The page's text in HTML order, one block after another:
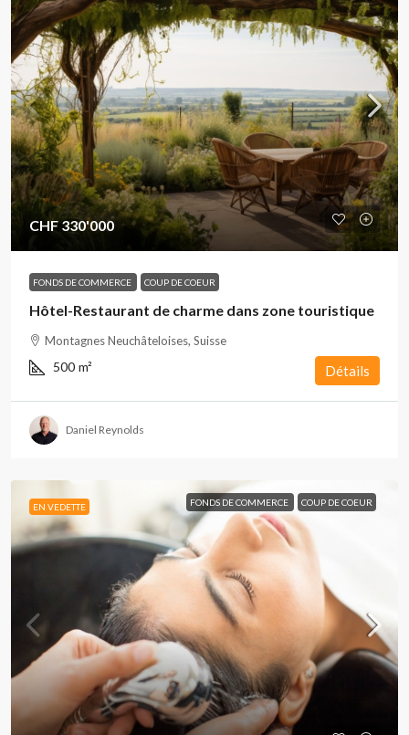
CHF 330'000
FONDS DE COMMERCE COUP DE COEUR
Hôtel-Restaurant de charme dans zone touristique
Montagnes Neuchâteloises, Suisse
500 m² Détails
Daniel Reynolds
EN VEDETTE FONDS DE COMMERCE COUP DE COEUR